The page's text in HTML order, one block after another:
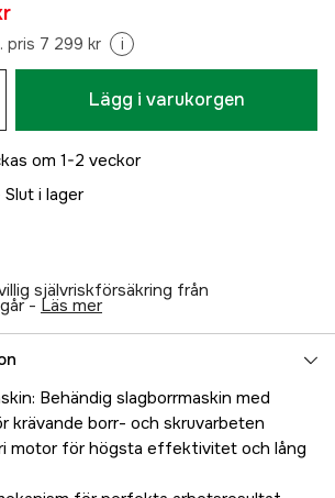
pris 7 299 kr i
Lägg i varukorgen
om 1-2 veckor
Slut i lager
självriskförsäkring från
- läs mer
Behändig slagborrmaskin med
krävande borr- och skruvarbeten
motor för högsta effektivitet och lång